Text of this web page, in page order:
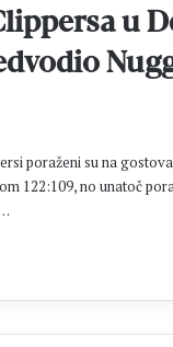
u
poraženi su na
122:109, no unatoč